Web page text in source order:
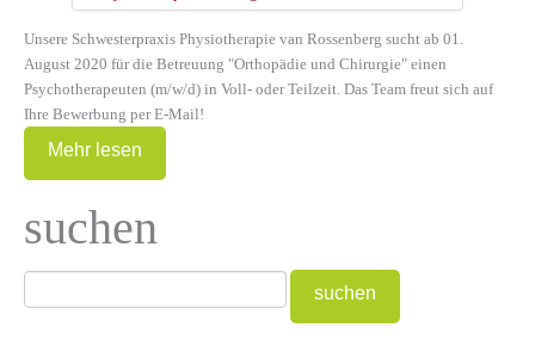
Unsere Schwesterpraxis Physiotherapie van Rossenberg sucht ab 01.
August 2020 für die Betreuung "Orthopädie und Chirurgie" einen
Psychotherapeuten (m/w/d) in Voll- oder Teilzeit. Das Team freut sich auf
Ihre Bewerbung per E-Mail!
Mehr lesen
suchen